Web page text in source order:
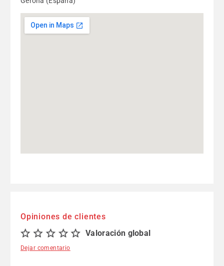
Opiniones de clientes
Valoración global
Dejar comentario